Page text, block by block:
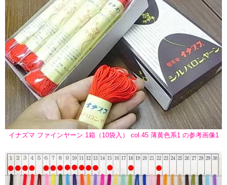
イナズマ ファインヤーン 1箱（10袋入） col.45 薄黄色系1 の参考画像1